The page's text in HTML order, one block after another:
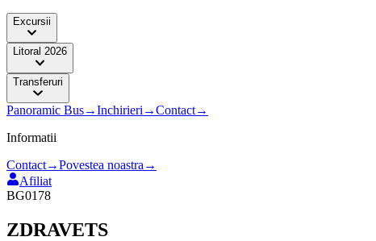
Excursii
Litoral 2026
Transferuri
Panoramic Bus→Inchirieri →Contact→
Informatii
Contact→Povestea noastra →
Afiliat
BG0178
ZDRAVETS